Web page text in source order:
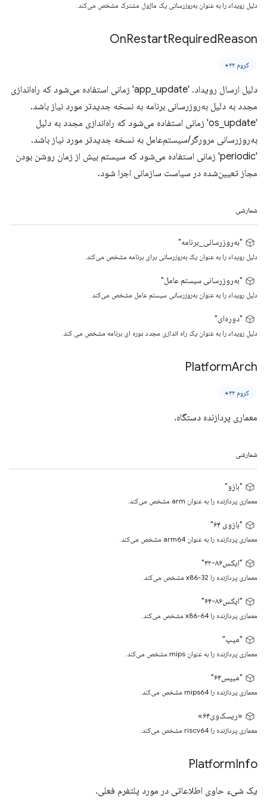
دلیل رویداد را به عنوان به‌روزرسانی یک ماژول مشترک مشخص می‌کند.
OnRestartRequiredReason
کروم ۴۴+
دلیل ارسال رویداد. 'app_update' زمانی استفاده می‌شود که راه‌اندازی
مجدد به دلیل به‌روزرسانی برنامه به نسخه جدیدتر مورد نیاز باشد.
'os_update' زمانی استفاده می‌شود که راه‌اندازی مجدد به دلیل
به‌روزرسانی مرورگر/سیستم‌عامل به نسخه جدیدتر مورد نیاز باشد.
'periodic' زمانی استفاده می‌شود که سیستم بیش از زمان روشن بودن
مجاز تعیین‌شده در سیاست سازمانی اجرا شود.
شمارشی
"به‌روزرسانی_برنامه"
دلیل رویداد را به عنوان یک به‌روزرسانی برای برنامه مشخص می‌کند.
"به‌روزرسانی سیستم عامل"
دلیل رویداد را به عنوان به‌روزرسانی سیستم عامل مشخص می‌کند.
"دوره‌ای"
دلیل رویداد را به عنوان یک راه اندازی مجدد دوره ای برنامه مشخص می کند.
PlatformArch
کروم ۴۴+
معماری پردازنده دستگاه.
شمارشی
"بازو"
معماری پردازنده را به عنوان arm مشخص می‌کند.
"بازوی ۶۴"
معماری پردازنده را به عنوان arm64 مشخص می‌کند.
"ایکس۸۶-۳۲"
معماری پردازنده را x86-32 مشخص می‌کند.
"ایکس۸۶-۶۴"
معماری پردازنده را x86-64 مشخص می‌کند.
"میپ"
معماری پردازنده را به عنوان mips مشخص می‌کند.
"میپس۶۴"
معماری پردازنده را mips64 مشخص می‌کند.
«ریسک‌وی۶۴»
معماری پردازنده را riscv64 مشخص می‌کند.
PlatformInfo
یک شیء حاوی اطلاعاتی در مورد پلتفرم فعلی.